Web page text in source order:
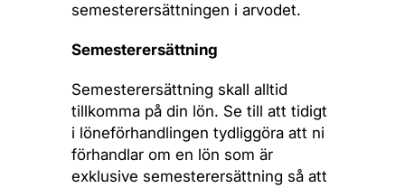
semesterersättningen i arvodet.
Semesterersättning
Semesterersättning skall alltid
tillkomma på din lön. Se till att tidigt
i löneförhandlingen tydliggöra att ni
förhandlar om en lön som är
exklusive semesterersättning så att